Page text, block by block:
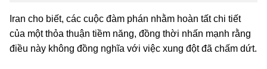
Iran cho biết, các cuộc đàm phán nhằm hoàn tất chi tiết
của một thỏa thuận tiềm năng, đồng thời nhấn mạnh rằng
điều này không đồng nghĩa với việc xung đột đã chấm dứt.